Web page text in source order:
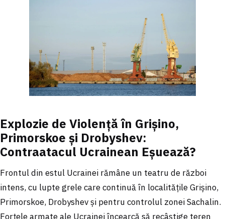
Explozie de Violență în Grișino,
Primorskoe și Drobyshev:
Contraatacul Ucrainean Eșuează?
Frontul din estul Ucrainei rămâne un teatru de război
intens, cu lupte grele care continuă în localitățile Grișino,
Primorskoe, Drobyshev și pentru controlul zonei Sachalin.
Forțele armate ale Ucrainei încearcă să recâștige teren